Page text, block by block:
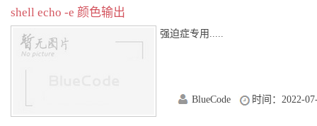
shell echo -e 颜色输出
强迫症专用.....
BlueCode 时间：2022-